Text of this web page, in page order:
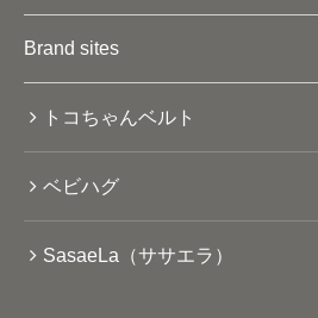
Brand sites
トコちゃんベルト
ベビハグ
SasaeLa（ササエラ）